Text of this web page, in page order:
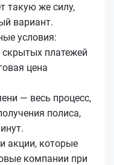
такую же силу,
вариант.
условия:
платежей
цена
— весь процесс,
полиса,
акции, которые
компании при